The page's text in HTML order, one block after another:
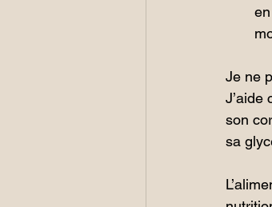
Je ne
J’aide
son
sa